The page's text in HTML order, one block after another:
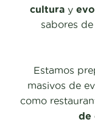
cultura y
sabores
Estamos
masivos de
como
de